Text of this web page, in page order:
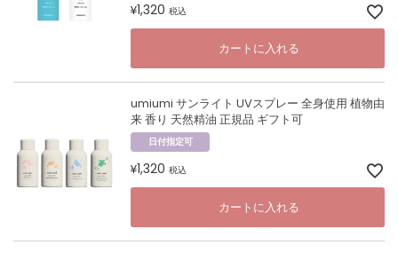
¥1,320 税込
カートに入れる
umiumi サンライト UVスプレー 全身使用 植物由
来 香り 天然精油 正規品 ギフト可
日付指定可
¥1,320 税込
カートに入れる